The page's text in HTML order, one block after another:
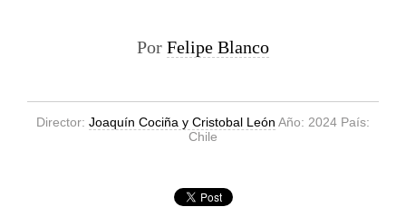
Por Felipe Blanco
Director: Joaquín Cociña y Cristobal León Año: 2024 País:
Chile